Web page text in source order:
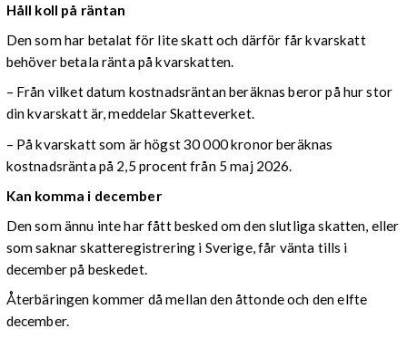
Håll koll på räntan
Den som har betalat för lite skatt och därför får kvarskatt
behöver betala ränta på kvarskatten.
– Från vilket datum kostnadsräntan beräknas beror på hur stor
din kvarskatt är, meddelar Skatteverket.
– På kvarskatt som är högst 30 000 kronor beräknas
kostnadsränta på 2,5 procent från 5 maj 2026.
Kan komma i december
Den som ännu inte har fått besked om den slutliga skatten, eller
som saknar skatteregistrering i Sverige, får vänta tills i
december på beskedet.
Återbäringen kommer då mellan den åttonde och den elfte
december.